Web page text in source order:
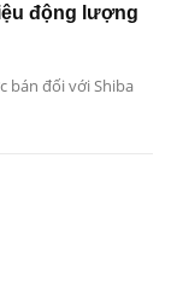
động lượng
bán đối với Shiba